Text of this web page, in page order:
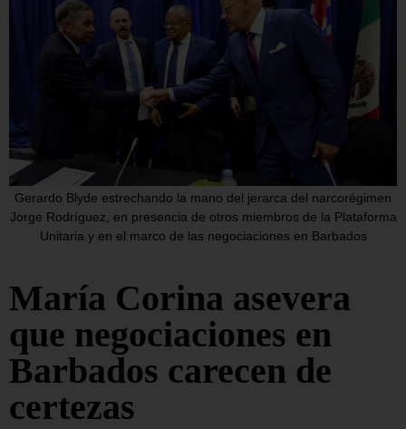
Gerardo Blyde estrechando la mano del jerarca del narcorégimen
Jorge Rodríguez, en presencia de otros miembros de la Plataforma
Unitaria y en el marco de las negociaciones en Barbados
María Corina asevera
que negociaciones en
Barbados carecen de
certezas